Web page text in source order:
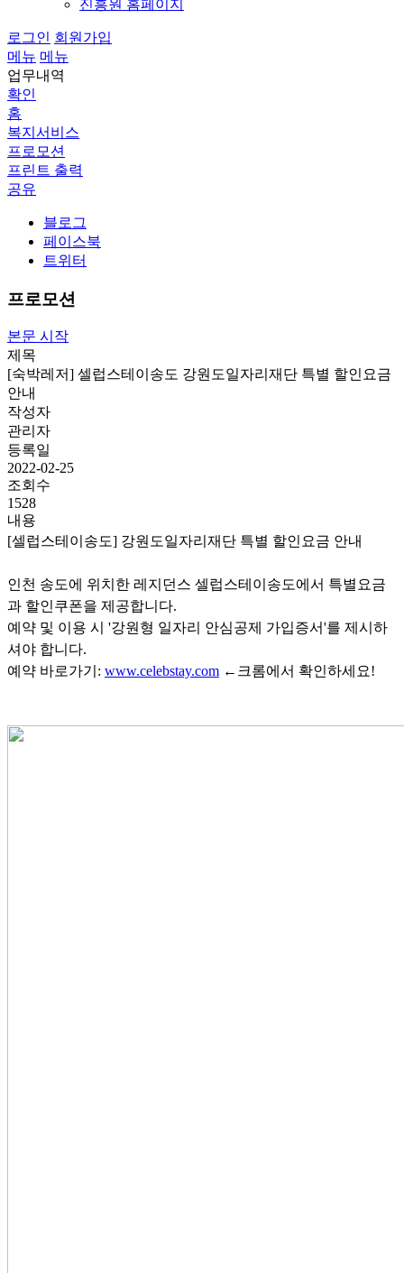
진흥원 홈페이지
로그인 회원가입
메뉴 메뉴
업무내역
확인
홈
복지서비스
프로모션
프린트 출력
공유
블로그
페이스북
트위터
프로모션
본문 시작
제목
[숙박레저] 셀럽스테이송도 강원도일자리재단 특별 할인요금
안내
작성자
관리자
등록일
2022-02-25
조회수
1528
내용
​[셀럽스테이송도] 강원도일자리재단 특별 할인요금 안내
인천 송도에 위치한 레지던스 셀럽스테이송도에서 특별요금
과 할인쿠폰을 제공합니다.
예약 및 이용 시 '강원형 일자리 안심공제 가입증서'를 제시하
셔야 합니다.
예약 바로가기: www.celebstay.com ←크롬에서 확인하세요!